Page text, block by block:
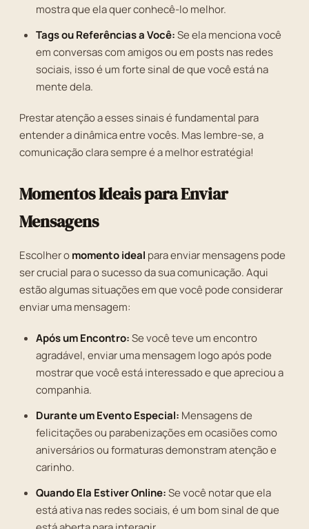
mostra que ela quer conhecê-lo melhor.
Tags ou Referências a Você:Se ela menciona você
em conversas com amigos ou em posts nas redes
sociais, isso é um forte sinal de que você está na
mente dela.
Prestar atenção a esses sinais é fundamental para
entender a dinâmica entre vocês. Mas lembre-se, a
comunicação clara sempre é a melhor estratégia!
Momentos Ideais para Enviar
Mensagens
Escolher omomento ideal para enviar mensagens pode
ser crucial para o sucesso da sua comunicação. Aqui
estão algumas situações em que você pode considerar
enviar uma mensagem:
Após um Encontro:Se você teve um encontro
agradável, enviar uma mensagem logo após pode
mostrar que você está interessado e que apreciou a
companhia.
Durante um Evento Especial: Mensagens de
felicitações ou parabenizações em ocasiões como
aniversários ou formaturas demonstram atenção e
carinho.
Quando Ela Estiver Online:Se você notar que ela
está ativa nas redes sociais, é um bom sinal de que